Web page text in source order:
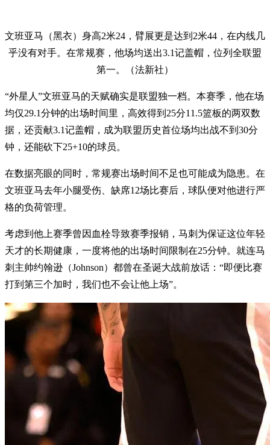
文班亚马（黑衣）身高2米24，臂展更是达到2米44，在内线几
乎没有对手。在常规赛，他场均送出3.1记盖帽，位列全联盟
第一。（法新社）
“外星人”文班亚马的天赋确实是联盟独一档。本赛季，他在场
均仅29.1分钟的出场时间里，高效得到25分11.5篮板的两双数
据，还贡献3.1记盖帽，成为联盟历史首位场均出战不到30分
钟，还能砍下25+10的球员。
在数据亮眼的同时，常规赛出场时间不足也可能成为隐患。在
文班亚马去年小腿受伤、缺席12场比赛后，球队便对他进行严
格的负荷管理。
考虑到他上赛季曾因血栓导致赛季报销，马刺为保证这位年轻
天才的长期健康，一度将他的出场时间限制在25分钟。就连马
刺主帅约翰逊（Johnson）都曾在圣诞大战前放话：“即便比赛
打到第三个加时，我们也不会让他上场”。